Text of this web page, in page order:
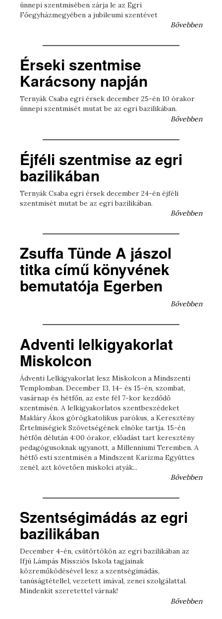
ünnepi szentmisében zárja le az Egri
Főegyházmegyében a jubileumi szentévet
Bővebben
Érseki szentmise
Karácsony napján
Ternyák Csaba egri érsek december 25-én 10 órakor
ünnepi szentmisét mutat be az egri bazilikában.
Bővebben
Éjféli szentmise az egri
bazilikában
Ternyák Csaba egri érsek december 24-én éjféli
szentmisét mutat be az egri bazilikában.
Bővebben
Zsuffa Tünde A jászol
titka című könyvének
bemutatója Egerben
Bővebben
Adventi lelkigyakorlat
Miskolcon
Ádventi Lelkigyakorlat lesz Miskolcon a Mindszenti
Templomban. December 13, 14- és 15-én, szombat,
vasárnap és hétfőn, az este fél 7-kor kezdődő
szentmisén. A lelkigyakorlatos szentbeszédeket
Makláry Ákos görögkatolikus parókus, a Keresztény
Értelmiségiek Szövetségének elnöke tartja. 15-én
hétfőn délután 4:00 órakor, előadást tart keresztény
pedagógusoknak ugyanott, a Millenniumi Teremben. A
hétfő esti szentmisén a Mindszent Karizma Együttes
zenél, azt követően miskolci atyák...
Bővebben
Szentségimádás az egri
bazilikában
December 4-én, csütörtökön az egri bazilikában az
Ifjú Lámpás Missziós Iskola tagjainak
közreműködésével lesz a szentségimádás,
tanúságtétellel, vezetett imával, zenei szolgálattal.
Mindenkit szeretettel várnak!
Bővebben